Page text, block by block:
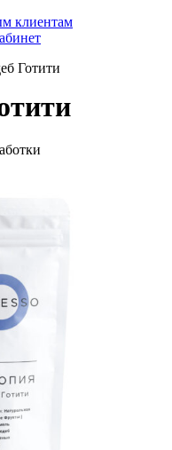
клиентам
Готити